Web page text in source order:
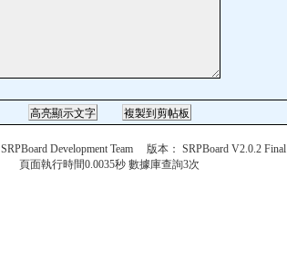
SRPBoard Development Team 版本： SRPBoard V2.0.2 Final
頁面執行時間0.0035秒 數據庫查詢3次